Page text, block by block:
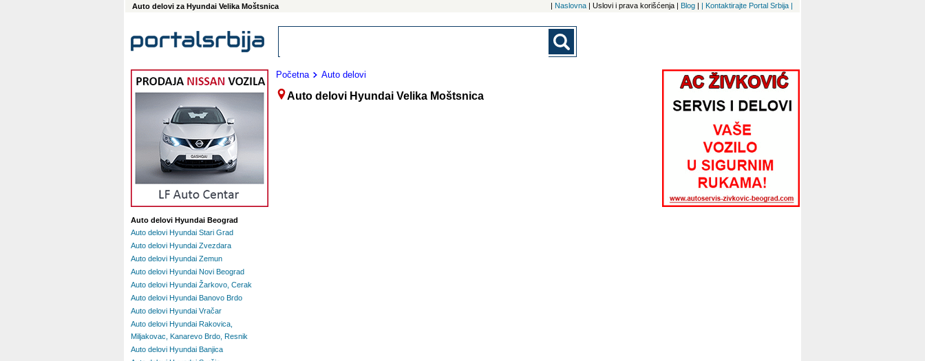
Auto delovi za Hyundai Velika Moštsnica | Naslovna | Uslovi i prava korišćenja | Blog | | Kontaktirajte Portal Srbija |
Početna Auto delovi
Auto delovi Hyundai Velika Moštsnica
Auto delovi Hyundai Beograd
Auto delovi Hyundai Stari Grad
Auto delovi Hyundai Zvezdara
Auto delovi Hyundai Zemun
Auto delovi Hyundai Novi Beograd
Auto delovi Hyundai Žarkovo, Cerak
Auto delovi Hyundai Banovo Brdo
Auto delovi Hyundai Vračar
Auto delovi Hyundai Rakovica,
Miljakovac, Kanarevo Brdo, Resnik
Auto delovi Hyundai Banjica